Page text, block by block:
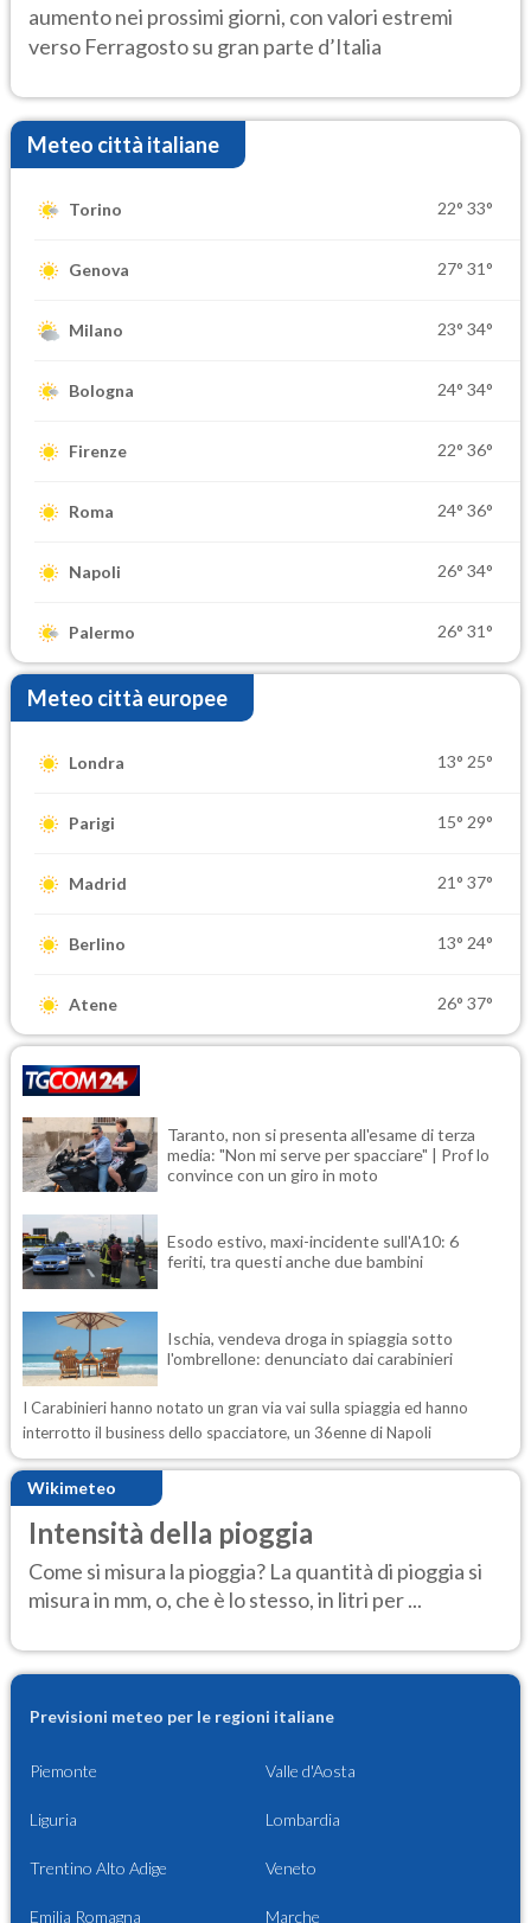
aumento nei prossimi giorni, con valori estremi
verso Ferragosto su gran parte d’Italia
Meteo città italiane
Torino 22° 33°
Genova 27° 31°
Milano 23° 34°
Bologna 24° 34°
Firenze 22° 36°
Roma 24° 36°
Napoli 26° 34°
Palermo 26° 31°
Meteo città europee
Londra 13° 25°
Parigi 15° 29°
Madrid 21° 37°
Berlino 13° 24°
Atene 26° 37°
Taranto, non si presenta all'esame di terza
media: "Non mi serve per spacciare" | Prof lo
convince con un giro in moto
Esodo estivo, maxi-incidente sull'A10: 6
feriti, tra questi anche due bambini
Ischia, vendeva droga in spiaggia sotto
l'ombrellone: denunciato dai carabinieri
I Carabinieri hanno notato un gran via vai sulla spiaggia ed hanno
interrotto il business dello spacciatore, un 36enne di Napoli
Wikimeteo
Intensità della pioggia
Come si misura la pioggia? La quantità di pioggia si
misura in mm, o, che è lo stesso, in litri per ...
Previsioni meteo per le regioni italiane
Piemonte Valle d'Aosta
Liguria Lombardia
Trentino Alto Adige Veneto
Emilia Romagna Marche